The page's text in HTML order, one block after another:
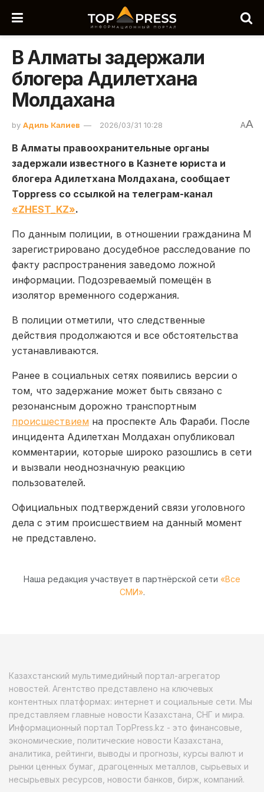
В Алматы задержали
блогера Адилетхана
Молдахана
by Адиль Калиев 2026/03/31 10:28 AA
В Алматы правоохранительные органы
задержали известного в Казнете юриста и
блогера Адилетхана Молдахана, сообщает
Toppress со ссылкой на телеграм-канал
«ZHEST_KZ».
По данным полиции, в отношении гражданина М
зарегистрировано досудебное расследование по
факту распространения заведомо ложной
информации. Подозреваемый помещён в
изолятор временного содержания.
В полиции отметили, что следственные
действия продолжаются и все обстоятельства
устанавливаются.
Ранее в социальных сетях появились версии о
том, что задержание может быть связано с
резонансным дорожно транспортным
происшествием на проспекте Аль Фараби. После
инцидента Адилетхан Молдахан опубликовал
комментарии, которые широко разошлись в сети
и вызвали неоднозначную реакцию
пользователей.
Официальных подтверждений связи уголовного
дела с этим происшествием на данный момент
не представлено.
Наша редакция участвует в партнёрской сети «Все
СМИ».
Казахстанский мультимедийный портал-агрегатор
новостей. Агентство представлено на ключевых
контентных платформах: интернет и социальные сети. Мы
представляем главные новости Казахстана, СНГ и мира.
Информационный портал TopPress.kz - это финансовые,
экономические, политические новости Казахстана,
аналитика, рейтинги, выводы и прогнозы, курсы валют и
рынки ценных бумаг, драгоценных металлов, сырьевых и
несырьевых ресурсов, новости банков, бирж, компаний.